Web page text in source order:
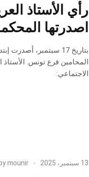
رأي الأستاذ
اصدرتها
بتاريخ 17 سبتمبر،
المحامين فرع تونس.
الاجتماعي:
13 سبتمبر، 2025 mounir